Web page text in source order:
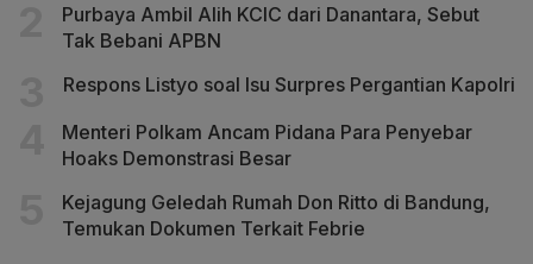
Purbaya Ambil Alih KCIC dari Danantara, Sebut
Tak Bebani APBN
Respons Listyo soal Isu Surpres Pergantian Kapolri
Menteri Polkam Ancam Pidana Para Penyebar
Hoaks Demonstrasi Besar
Kejagung Geledah Rumah Don Ritto di Bandung,
Temukan Dokumen Terkait Febrie